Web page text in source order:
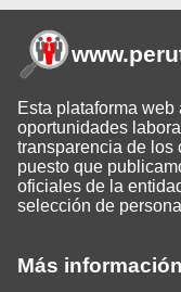
Más información
Esta plataforma
oportunidades
transparencia de los
puesto que
oficiales de la
selección de